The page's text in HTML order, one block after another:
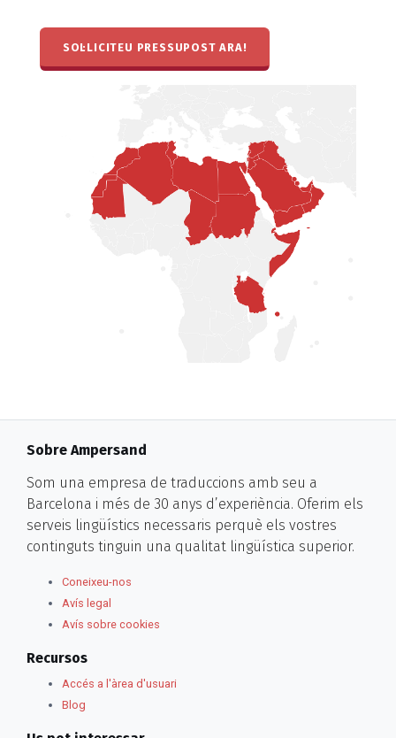
SOL·LICITEU PRESSUPOST ARA!
Sobre Ampersand
Som una empresa de traduccions amb seu a
Barcelona i més de 30 anys d’experiència. Oferim els
serveis lingüístics necessaris perquè els vostres
continguts tinguin una qualitat lingüística superior.
Coneixeu-nos
Avís legal
Avís sobre cookies
Recursos
Accés a l'àrea d'usuari
Blog